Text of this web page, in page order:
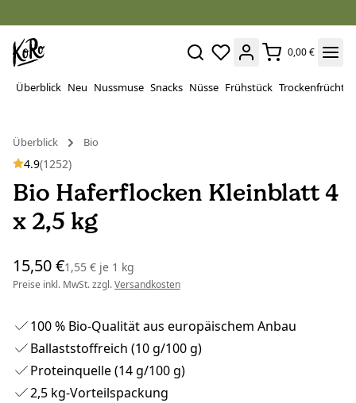
0,00 €
Überblick Neu Nussmuse Snacks Nüsse Frühstück Trockenfrüchte
Überblick
Bio
4.9(1252)
Bio Haferflocken Kleinblatt 4
x 2,5 kg
15,50 €1,55 € je 1 kg
Preise inkl. MwSt. zzgl.Versandkosten
100 % Bio-Qualität aus europäischem Anbau
Ballaststoffreich (10 g/100 g)
Proteinquelle (14 g/100 g)
2,5 kg-Vorteilspackung